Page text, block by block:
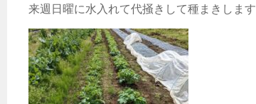
来週日曜に水入れて代掻きして種まきします